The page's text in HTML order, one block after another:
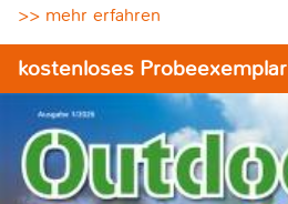
>> mehr erfahren
kostenloses Probeexemplar